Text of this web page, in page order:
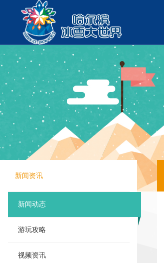
新闻资讯
新闻动态
游玩攻略
视频资讯